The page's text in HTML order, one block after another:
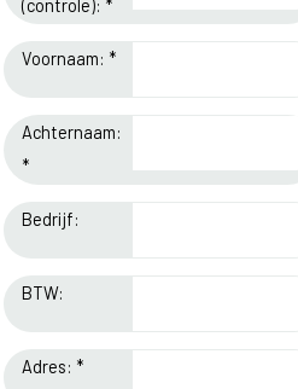
(controle): *
Voornaam: *
Achternaam:
*
Bedrijf:
BTW:
Adres: *